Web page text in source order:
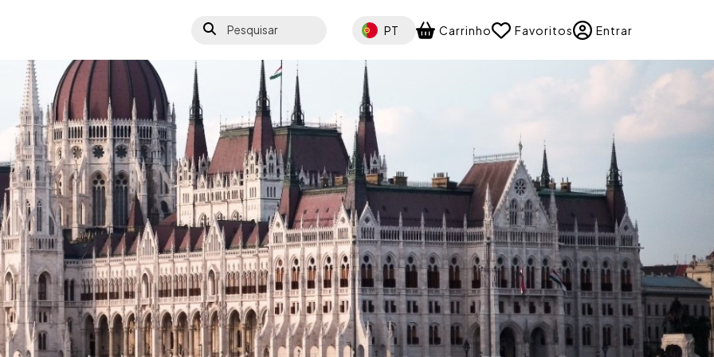
Pesquisar Select your language
PT Carrinho Favoritos Entrar